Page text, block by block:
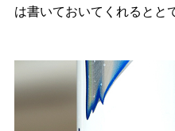
は書いておいてくれるとと